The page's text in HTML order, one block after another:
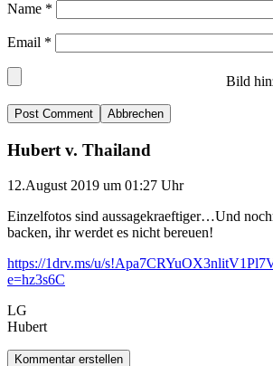
Name *
Email *
Bild
Abbrechen
Hubert v. Thailand
12.August 2019 um 01:27 Uhr
Einzelfotos sind aussagekraeftiger…Und
backen, ihr werdet es nicht bereuen!
https://1drv.ms/u/
e=hz3s6C
LG
Hubert
Kommentar erstellen